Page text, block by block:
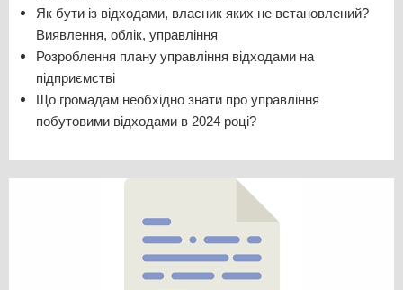
Як бути із відходами, власник яких не встановлений?
Виявлення, облік, управління
Розроблення плану управління відходами на
підприємстві
Що громадам необхідно знати про управління
побутовими відходами в 2024 році?